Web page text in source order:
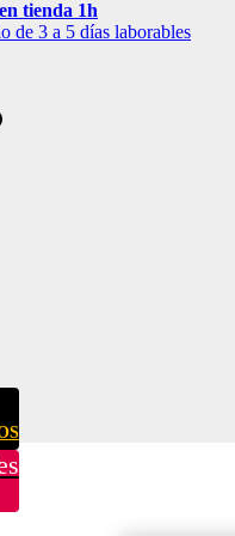
tienda 1h
de 3 a 5 días laborables